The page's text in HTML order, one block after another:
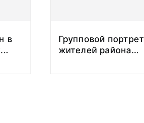
в
...
Групповой портрет
жителей района...